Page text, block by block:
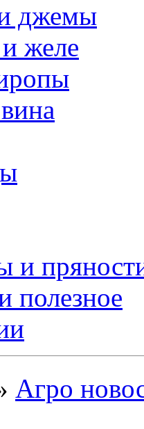
джемы
желе
и
полезное
Агро